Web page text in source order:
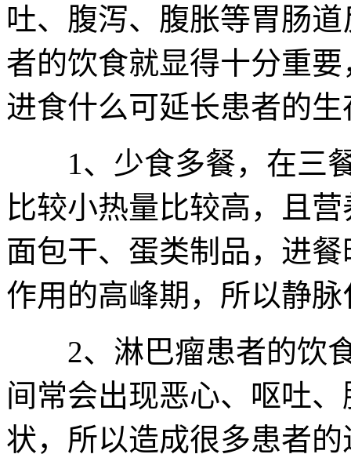
吐、腹泻、腹胀等胃肠
者的饮食就显得十分重
进食什么可延长患者的生
1、少食多餐，在三餐
比较小热量比较高，且
面包干、蛋类制品，进
作用的高峰期，所以静
2、淋巴瘤患者的饮食
间常会出现恶心、呕吐
状，所以造成很多患者